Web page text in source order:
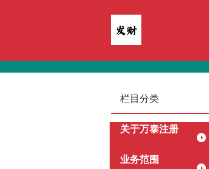
栏目分类
关于万泰注册
业务范围